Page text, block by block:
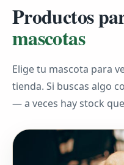
Productos
mascotas
Elige tu mascota para
tienda. Si buscas algo
— a veces hay stock